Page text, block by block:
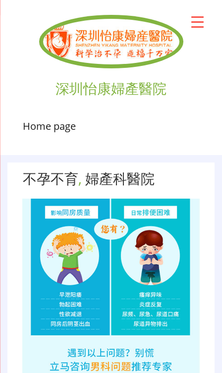
深圳怡康婦產醫院
Home page
不孕不育, 婦產科醫院